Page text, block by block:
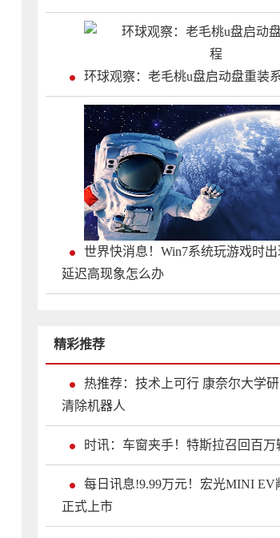
环球观察：老毛桃u盘启动盘重装
世界快消息！Win7系统玩游戏时
延迟高现象怎么办
精彩推荐
热推荐：技术上可行 康奈尔大学
清除机器人
时讯：车窗夹手！特斯拉召回百万
每日讯息!9.99万元！宏光MINI EV
正式上市